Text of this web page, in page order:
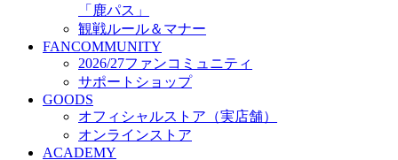
2026/27 パートナー企業
パートナー募集
クラブ理念
クラブ情報
サステナビリティ
Web制作支援
応援プロジェクト
「鹿パス」
観戦ルール＆マナー
FANCOMMUNITY
2026/27ファンコミュニティ
サポートショップ
GOODS
オフィシャルストア（実店舗）
オンラインストア
ACADEMY